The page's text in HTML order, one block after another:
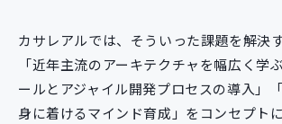
カサレアルでは、そういった課題を解決
「近年主流のアーキテクチャを幅広く学
ールとアジャイル開発プロセスの導入」
身に着けるマインド育成」をコンセプト